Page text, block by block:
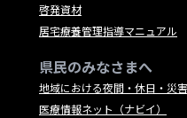
啓発資材
居宅療養管理指導マニュアル
県民のみなさまへ
地域における夜間・休日・災
医療情報ネット（ナビイ）